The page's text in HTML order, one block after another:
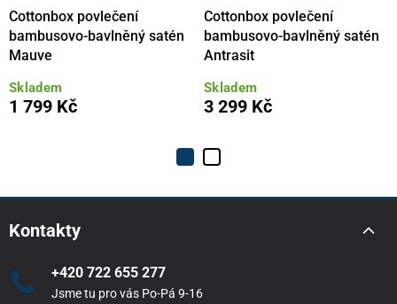
Cottonbox povlečení
bambusovo-bavlněný satén
Mauve
Skladem
1 799 Kč
Cottonbox povlečení
bambusovo-bavlněný satén
Antrasit
Skladem
3 299 Kč
Kontakty
+420 722 655 277
Jsme tu pro vás Po-Pá 9-16